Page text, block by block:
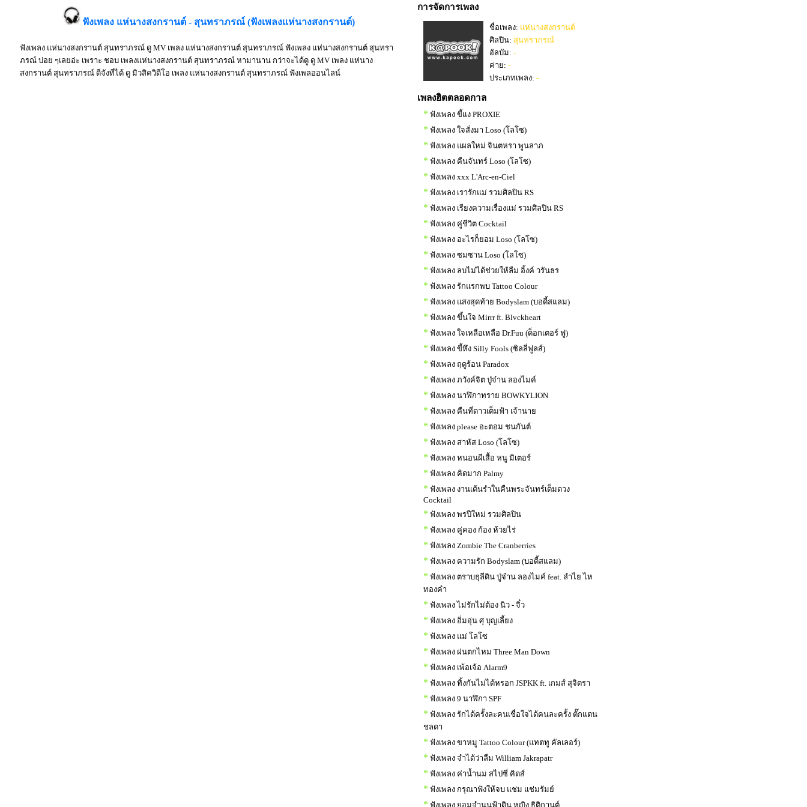
ฟังเพลง แห่นางสงกรานต์ - สุนทราภรณ์ (ฟังเพลงแห่นางสงกรานต์)
ฟังเพลง แห่นางสงกรานต์ สุนทราภรณ์ ดู MV เพลง แห่นางสงกรานต์ สุนทราภรณ์ ฟังเพลง แห่นางสงกรานต์ สุนทรา
ภรณ์ บ่อย ๆเลยอ่ะ เพราะ ชอบ เพลงแห่นางสงกรานต์ สุนทราภรณ์ หามานาน กว่าจะได้ดู ดู MV เพลง แห่นาง
สงกรานต์ สุนทราภรณ์ ดีจังที่ได้ ดู มิวสิควิดีโอ เพลง แห่นางสงกรานต์ สุนทราภรณ์ ฟังเพลออนไลน์
การจัดการเพลง
ชื่อเพลง: แห่นางสงกรานต์
ศิลปิน: สุนทราภรณ์
อัลบัม: -
ค่าย: -
ประเภทเพลง: -
เพลงฮิตตลอดกาล
* ฟังเพลง ขี้แง PROXIE
* ฟังเพลง ใจสั่งมา Loso (โลโซ)
* ฟังเพลง แผลใหม่ จินตหรา พูนลาภ
* ฟังเพลง คืนจันทร์ Loso (โลโซ)
* ฟังเพลง xxx L'Arc-en-Ciel
* ฟังเพลง เรารักแม่ รวมศิลปิน RS
* ฟังเพลง เรียงความเรื่องแม่ รวมศิลปิน RS
* ฟังเพลง คู่ชีวิต Cocktail
* ฟังเพลง อะไรก็ยอม Loso (โลโซ)
* ฟังเพลง ซมซาน Loso (โลโซ)
* ฟังเพลง ลบไม่ได้ช่วยให้ลืม อิ้งค์ วรันธร
* ฟังเพลง รักแรกพบ Tattoo Colour
* ฟังเพลง แสงสุดท้าย Bodyslam (บอดี้สแลม)
* ฟังเพลง ขึ้นใจ Mirrr ft. Blvckheart
* ฟังเพลง ใจเหลือเหลือ Dr.Fuu (ด็อกเตอร์ ฟู)
* ฟังเพลง ขี้หึง Silly Fools (ซิลลี่ฟูลส์)
* ฟังเพลง ฤดูร้อน Paradox
* ฟังเพลง ภวังค์จิต ปู่จ๋าน ลองไมค์
* ฟังเพลง นาฬิกาทราย BOWKYLION
* ฟังเพลง คืนที่ดาวเต็มฟ้า เจ้านาย
* ฟังเพลง please อะตอม ชนกันต์
* ฟังเพลง สาหัส Loso (โลโซ)
* ฟังเพลง หนอนผีเสื้อ หนู มิเตอร์
* ฟังเพลง คิดมาก Palmy
* ฟังเพลง งานเต้นรำในคืนพระจันทร์เต็มดวง
Cocktail
* ฟังเพลง พรปีใหม่ รวมศิลปิน
* ฟังเพลง คู่คอง ก้อง ห้วยไร่
* ฟังเพลง Zombie The Cranberries
* ฟังเพลง ความรัก Bodyslam (บอดี้สแลม)
* ฟังเพลง ตราบธุลีดิน ปู่จ๋าน ลองไมค์ feat. ลำไย ไห
ทองคำ
* ฟังเพลง ไม่รักไม่ต้อง นิว - จิ๋ว
* ฟังเพลง อิ่มอุ่น ศุ บุญเลี้ยง
* ฟังเพลง แม่ โลโซ
* ฟังเพลง ฝนตกไหม Three Man Down
* ฟังเพลง เพ้อเจ้อ Alarm9
* ฟังเพลง ทิ้งกันไม่ได้หรอก JSPKK ft. เกมส์ สุจิตรา
* ฟังเพลง 9 นาฬิกา SPF
* ฟังเพลง รักได้ครั้งละคนเชื่อใจได้คนละครั้ง ตั๊กแตน
ชลดา
* ฟังเพลง ขาหมู Tattoo Colour (แทตทู คัลเลอร์)
* ฟังเพลง จำได้ว่าลืม William Jakrapatr
* ฟังเพลง ค่าน้ำนม สไปซี่ คิดส์
* ฟังเพลง กรุณาฟังให้จบ แช่ม แช่มรัมย์
* ฟังเพลง ยอมจำนนฟ้าดิน หญิง ธิติกานต์